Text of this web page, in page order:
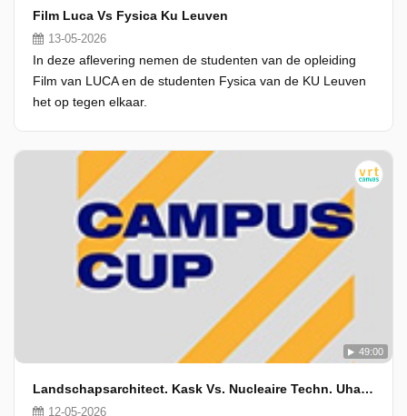
Film Luca Vs Fysica Ku Leuven
13-05-2026
In deze aflevering nemen de studenten van de opleiding
Film van LUCA en de studenten Fysica van de KU Leuven
het op tegen elkaar.
49:00
Landschapsarchitect. Kask Vs. Nucleaire Techn. Uhasselt
12-05-2026